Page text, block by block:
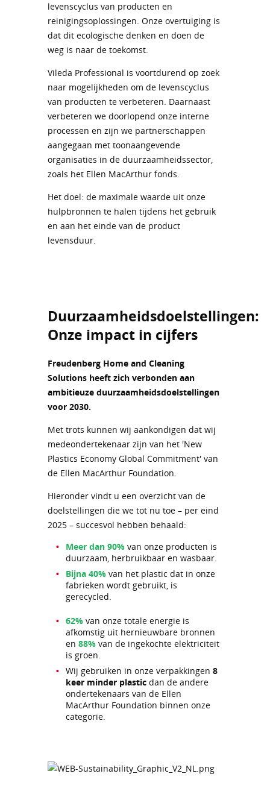
levenscyclus van producten en
reinigingsoplossingen. Onze overtuiging is
dat dit ecologische denken en doen de
weg is naar de toekomst.
Vileda Professional is voortdurend op zoek
naar mogelijkheden om de levenscyclus
van producten te verbeteren. Daarnaast
verbeteren we doorlopend onze interne
processen en zijn we partnerschappen
aangegaan met toonaangevende
organisaties in de duurzaamheidssector,
zoals het Ellen MacArthur fonds.
Het doel: de maximale waarde uit onze
hulpbronnen te halen tijdens het gebruik
en aan het einde van de product
levensduur.
Duurzaamheidsdoelstellingen:
Onze impact in cijfers
Freudenberg Home and Cleaning
Solutions heeft zich verbonden aan
ambitieuze duurzaamheidsdoelstellingen
voor 2030.
Met trots kunnen wij aankondigen dat wij
medeondertekenaar zijn van het 'New
Plastics Economy Global Commitment' van
de Ellen MacArthur Foundation.
Hieronder vindt u een overzicht van de
doelstellingen die we tot nu toe – per eind
2025 – succesvol hebben behaald:
Meer dan 90% van onze producten is
duurzaam, herbruikbaar en wasbaar.
Bijna 40% van het plastic dat in onze
fabrieken wordt gebruikt, is
gerecycled.
62% van onze totale energie is
afkomstig uit hernieuwbare bronnen
en 88% van de ingekochte elektriciteit
is groen.
Wij gebruiken in onze verpakkingen 8
keer minder plastic dan de andere
ondertekenaars van de Ellen
MacArthur Foundation binnen onze
categorie.